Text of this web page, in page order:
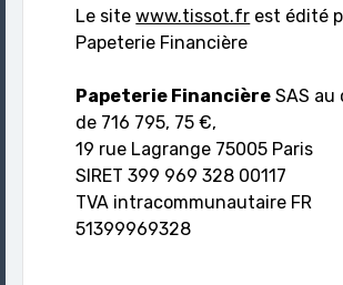
Le sitewww.tissot.fr est édité
Papeterie Financière
Papeterie Financière SAS au
de 716 795, 75 €,
19 rue Lagrange 75005 Paris
SIRET 399 969 328 00117
TVA intracommunautaire FR
51399969328